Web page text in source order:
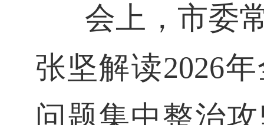
会上，市委
张坚解读2026
问题集中整治